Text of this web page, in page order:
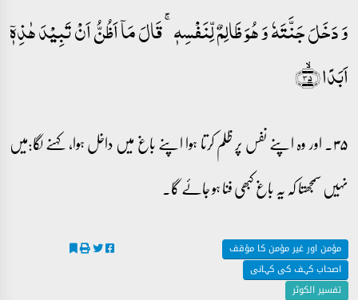
وَ دَخَلَ جَنَّتَہٗ وَ ہُوَ ظَالِمٌ لِّنَفۡسِہٖ ۚ قَالَ مَاۤ اَظُنُّ اَنۡ تَبِیۡدَ ہٰذِہٖۤ
اَبَدًا ﴿ۙ۳۵﴾
۳۵۔ اور وہ اپنے نفس پر ظلم کرتا ہوا اپنے باغ میں داخل ہوا، کہنے لگا:میں
نہیں سمجھتا کہ یہ باغ کبھی فنا ہو جائے گا۔
مؤمن اور غیر مؤمن کا مؤقف
اصحاب کہف کی کہانی
تفسیر الکوثر